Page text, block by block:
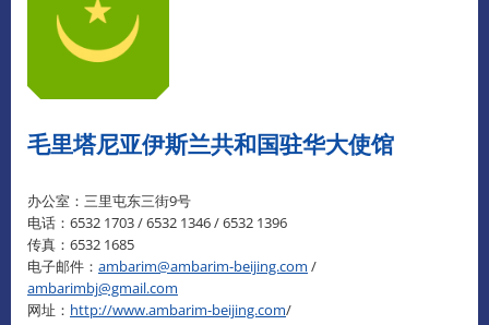
毛里塔尼亚伊斯兰共和国驻华大使馆
办公室：三里屯东三街9号
电话：6532 1703 / 6532 1346 / 6532 1396
传真：6532 1685
电子邮件： ambarim@ambarim-beijing.com /
ambarimbj@gmail.com
网址： http://www.ambarim-beijing.com/